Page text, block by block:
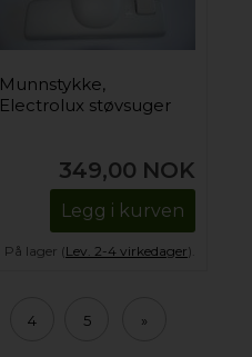
Munnstykke,
Electrolux støvsuger
349,00 NOK
Legg i kurven
På lager (Lev. 2-4 virkedager).
4 5 »